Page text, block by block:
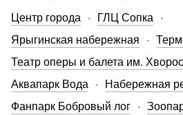
Центр города
ГЛЦ Сопка
Ярыгинская набережная
Театр оперы и балета им.
Аквапарк Вода
Набережная
Фанпарк Бобровый лог